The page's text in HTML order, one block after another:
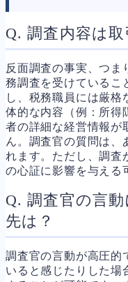
Q. 調査内容は
反面調査の事実、つま
務調査を受けているこ
し、税務職員には厳格
体的な内容（例：所得
者の詳細な経営情報が
ん。調査官の質問は、
れます。ただし、調査
の心証に影響を与える
Q. 調査官の言
先は？
調査官の言動が高圧的
いると感じたりした場